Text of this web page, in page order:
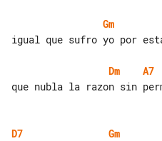
Gm
igual que sufro yo por
Dm A7
que nubla la razon sin
D7 Gm